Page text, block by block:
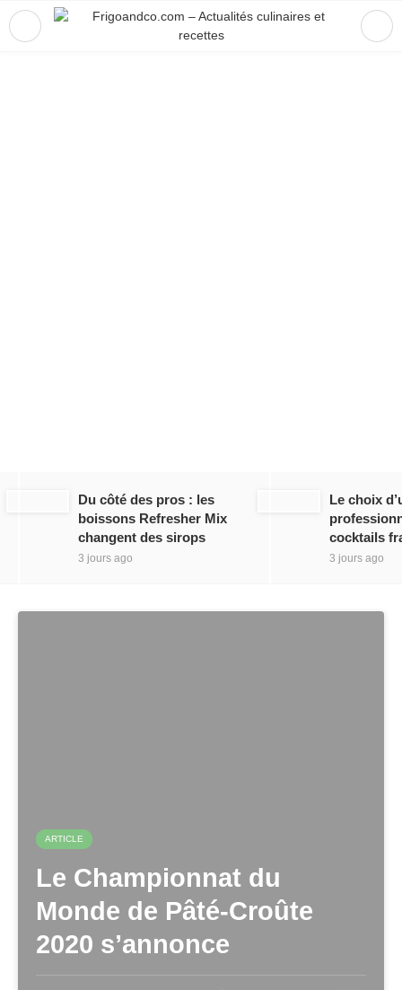
Du côté des pros : les
boissons Refresher Mix
changent des sirops
3 jours ago
Le choix
cocktails
3 jours ago
ARTICLE
Le Championnat du
Monde de Pâté-Croûte
2020 s’annonce